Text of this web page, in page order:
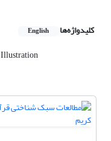
کلیدواژه‌ها English
Illustration